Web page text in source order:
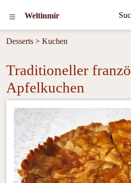
Weltinmir
Desserts > Kuchen
Traditioneller
Apfelkuchen